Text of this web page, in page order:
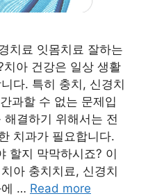
치료 잇몸치료 잘하는
아 건강은 일상 생활
다. 특히 충치, 신경치
과할 수 없는 문제입
결하기 위해서는 전
치과가 필요합니다.
할지 막막하시죠? 이
아 충치치료, 신경치
에 … Read more